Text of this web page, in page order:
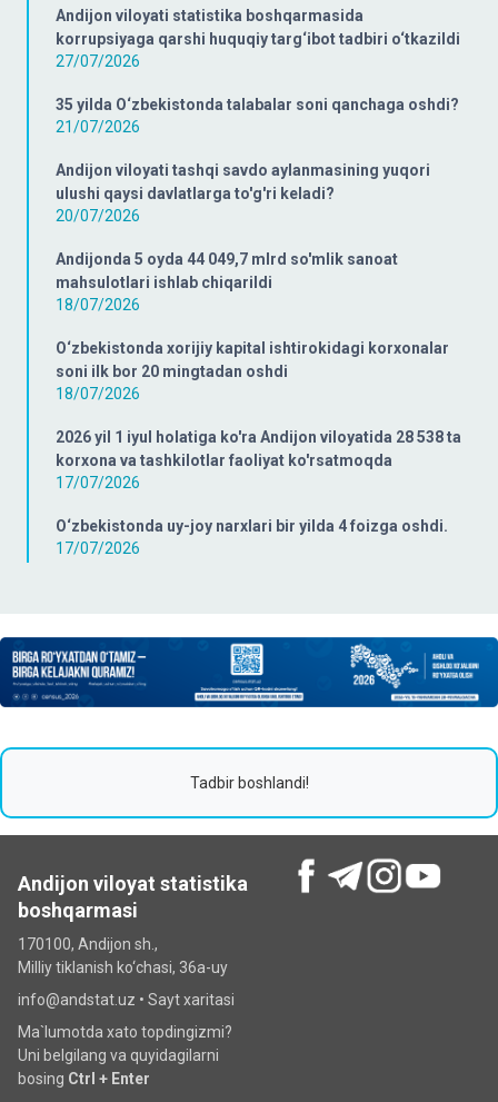
Andijon viloyati statistika boshqarmasida
korrupsiyaga qarshi huquqiy targ‘ibot tadbiri o‘tkazildi
27/07/2026
35 yilda O‘zbekistonda talabalar soni qanchaga oshdi?
21/07/2026
Andijon viloyati tashqi savdo aylanmasining yuqori
ulushi qaysi davlatlarga to'g'ri keladi?
20/07/2026
Andijonda 5 oyda 44 049,7 mlrd so'mlik sanoat
mahsulotlari ishlab chiqarildi
18/07/2026
O‘zbekistonda xorijiy kapital ishtirokidagi korxonalar
soni ilk bor 20 mingtadan oshdi
18/07/2026
2026 yil 1 iyul holatiga ko'ra Andijon viloyatida 28 538 ta
korxona va tashkilotlar faoliyat ko'rsatmoqda
17/07/2026
O‘zbekistonda uy-joy narxlari bir yilda 4 foizga oshdi.
17/07/2026
Tadbir boshlandi!
Andijon viloyat statistika
boshqarmasi
170100, Andijon sh.,
Milliy tiklanish ko‘chаsi, 36a-uy
info@andstat.uz • Sayt xaritasi
Ma`lumotda xato topdingizmi?
Uni belgilang va quyidagilarni
bosing Ctrl + Enter